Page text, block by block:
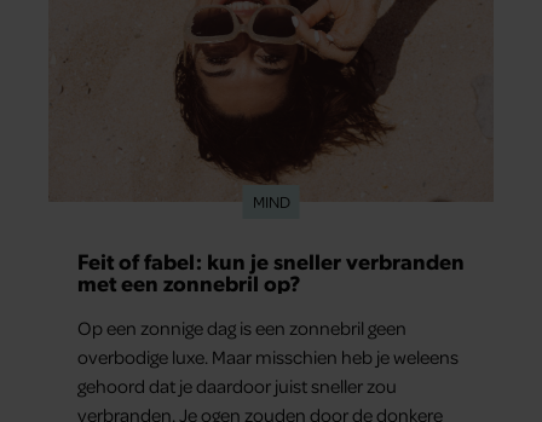
MIND
Feit of fabel: kun je sneller verbranden
met een zonnebril op?
Op een zonnige dag is een zonnebril geen
overbodige luxe. Maar misschien heb je weleens
gehoord dat je daardoor juist sneller zou
verbranden. Je ogen zouden door de donkere